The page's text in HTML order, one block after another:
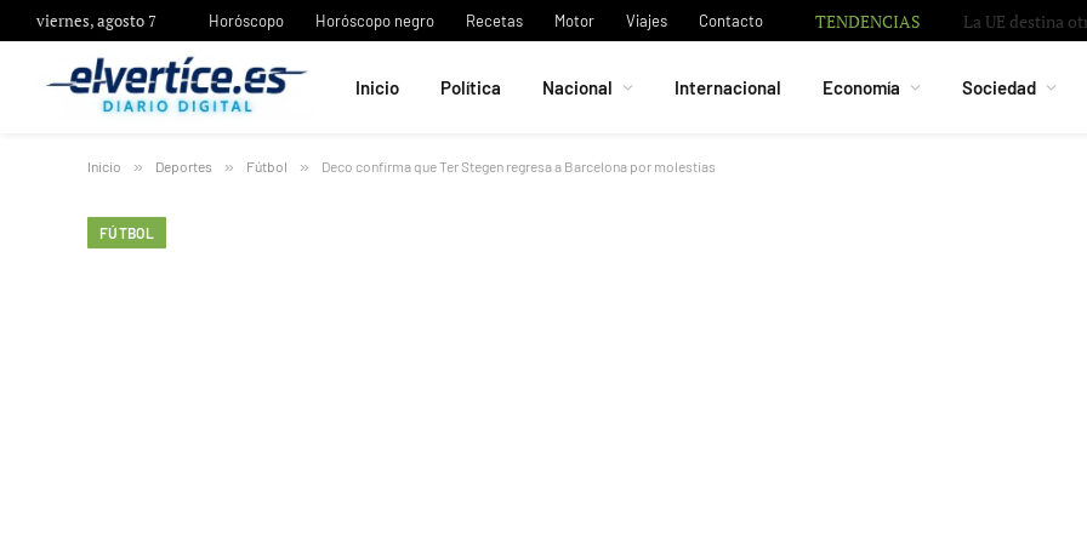
viernes, agosto 7 Horóscopo Horóscopo negro Recetas Motor Viajes Contacto TENDENCIAS La UE destina
Inicio Política Nacional Internacional Economía Sociedad
Inicio » Deportes » Fútbol » Deco confirma que Ter Stegen regresa a Barcelona por molestias
FÚTBOL